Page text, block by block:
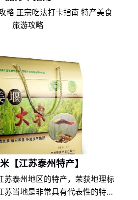
略 正宗吃法打卡指南 特产美食
旅游攻略
【江苏泰州特产】
苏泰州地区的特产，荣获地理标
苏当地是非常具有代表性的特色